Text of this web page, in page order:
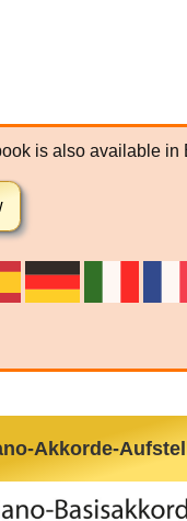
is also available in
Akkorde-